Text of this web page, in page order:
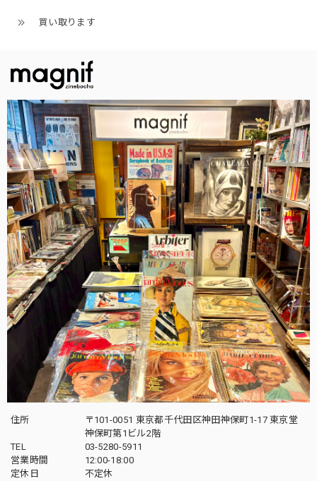
買い取ります
住所
〒101-0051 東京都千代田区神田神保町1-17 東京堂
神保町第1ビル2階
TEL
03-5280-5911
営業時間
12:00-18:00
定休日
不定休